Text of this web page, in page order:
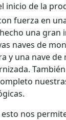
inicio de la
fuerza en
una gran
naves de
y una nave
esto nos